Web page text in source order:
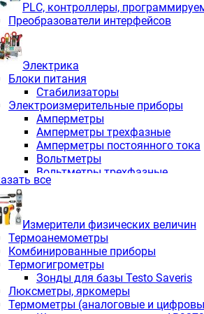
PLС, контроллеры,
Преобразователи интерфейсов
Электрика
Блоки питания
Стабилизаторы
Электроизмерительные приборы
Амперметры
Амперметры трехфазные
Амперметры постоянного тока
Вольтметры
Вольтметры трехфазные
Вольтметры постоянного тока
Индикаторы аналоговых
Измерители COS F
Комбинированные приборы
Комбинированные приборы
Комбинированные приборы
Анализаторы качества
Анализаторы мощности
все
Измерители физических величин
Термоанемометры
Комбинированные приборы
Термогигрометры
Зонды для базы Testo Saveris
Люксметры, яркомеры
Термометры (аналоговые и